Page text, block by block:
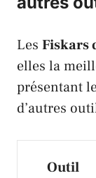
Les Fiskars
elles la
présentant
d’autres
Outil